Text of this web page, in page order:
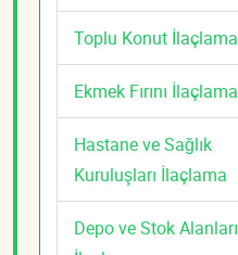
Toplu Konut İlaçlama
Ekmek Fırını İlaçlama
Hastane ve Sağlık
Kuruluşları İlaçlama
Depo ve Stok Alanları